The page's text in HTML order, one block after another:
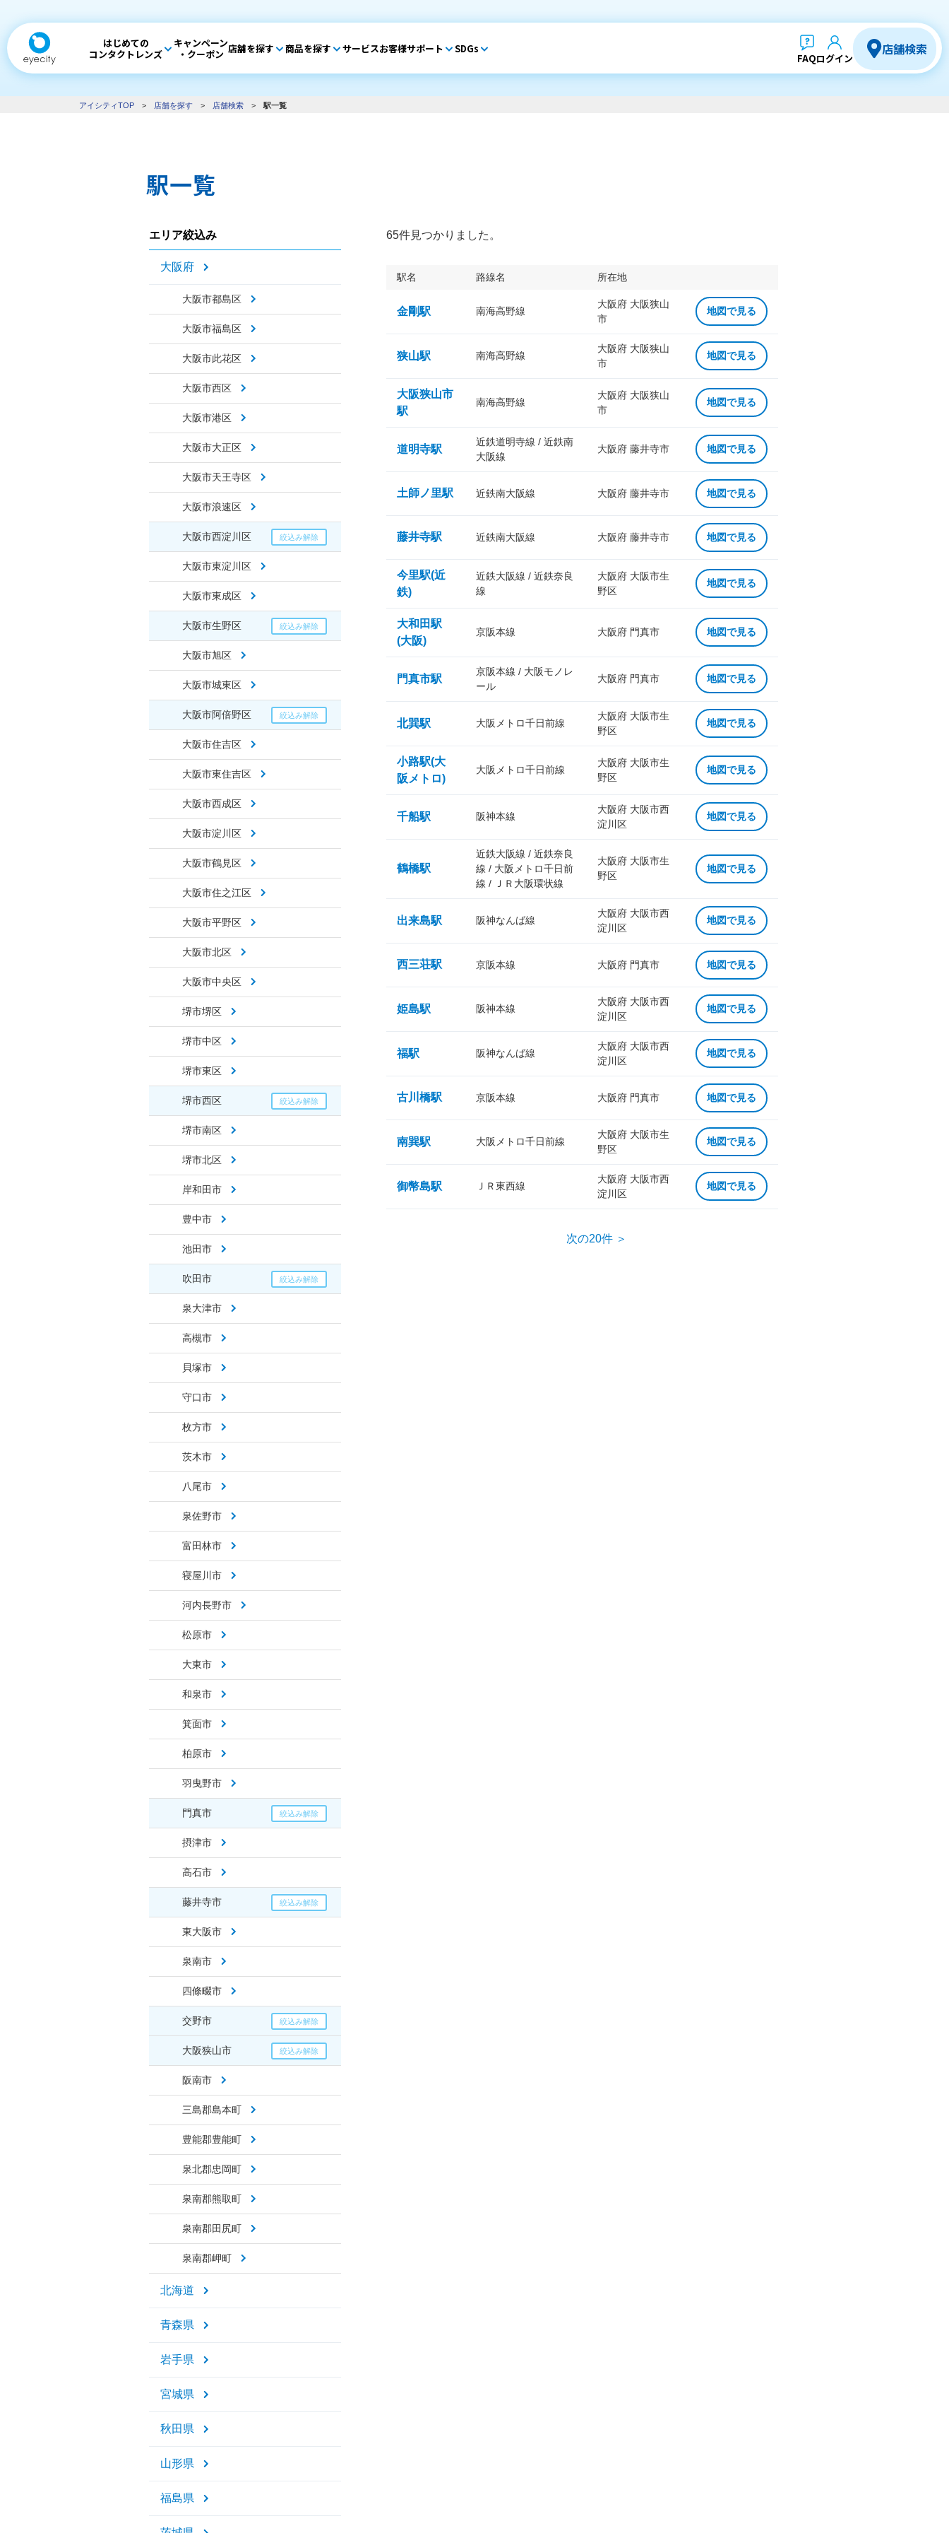
はじめての
コンタクトレンズ
キャンペーン
・クーポン 店舗を探す 商品を探す サービスお客様サポート SDGs
FAQログイン
店舗検索
アイシティTOP > 店舗を探す > 店舗検索 > 駅一覧
駅一覧
エリア絞込み
大阪府
大阪市都島区
大阪市福島区
大阪市此花区
大阪市西区
大阪市港区
大阪市大正区
大阪市天王寺区
大阪市浪速区
大阪市西淀川区
大阪市東淀川区
大阪市東成区
大阪市生野区
大阪市旭区
大阪市城東区
大阪市阿倍野区
大阪市住吉区
大阪市東住吉区
大阪市西成区
大阪市淀川区
大阪市鶴見区
大阪市住之江区
大阪市平野区
大阪市北区
大阪市中央区
堺市堺区
堺市中区
堺市東区
堺市西区
堺市南区
堺市北区
岸和田市
豊中市
池田市
吹田市
泉大津市
高槻市
貝塚市
守口市
枚方市
茨木市
八尾市
泉佐野市
富田林市
寝屋川市
河内長野市
松原市
大東市
和泉市
箕面市
柏原市
羽曳野市
門真市
摂津市
高石市
藤井寺市
東大阪市
泉南市
四條畷市
交野市
大阪狭山市
阪南市
三島郡島本町
豊能郡豊能町
泉北郡忠岡町
泉南郡熊取町
泉南郡田尻町
泉南郡岬町
北海道
青森県
岩手県
宮城県
秋田県
山形県
福島県
65件見つかりました。
駅名 路線名 所在地
金剛駅 南海高野線
大阪府 大阪狭山
市
地図で見る
狭山駅 南海高野線
大阪府 大阪狭山
市
地図で見る
大阪狭山市
駅
南海高野線
大阪府 大阪狭山
市
地図で見る
道明寺駅
近鉄道明寺線 / 近鉄南
大阪線
大阪府 藤井寺市 地図で見る
土師ノ里駅 近鉄南大阪線 大阪府 藤井寺市 地図で見る
藤井寺駅 近鉄南大阪線 大阪府 藤井寺市 地図で見る
今里駅(近
鉄)
近鉄大阪線 / 近鉄奈良
線
大阪府 大阪市生
野区
地図で見る
大和田駅
(大阪)
京阪本線 大阪府 門真市 地図で見る
門真市駅
京阪本線 / 大阪モノレ
ール
大阪府 門真市 地図で見る
北巽駅 大阪メトロ千日前線
大阪府 大阪市生
野区
地図で見る
小路駅(大
阪メトロ)
大阪メトロ千日前線
大阪府 大阪市生
野区
地図で見る
千船駅 阪神本線
大阪府 大阪市西
淀川区
地図で見る
鶴橋駅
近鉄大阪線 / 近鉄奈良
線 / 大阪メトロ千日前
線 / ＪＲ大阪環状線
大阪府 大阪市生
野区
地図で見る
出来島駅 阪神なんば線
大阪府 大阪市西
淀川区
地図で見る
西三荘駅 京阪本線 大阪府 門真市 地図で見る
姫島駅 阪神本線
大阪府 大阪市西
淀川区
地図で見る
福駅 阪神なんば線
大阪府 大阪市西
淀川区
地図で見る
古川橋駅 京阪本線 大阪府 門真市 地図で見る
南巽駅 大阪メトロ千日前線
大阪府 大阪市生
野区
地図で見る
御幣島駅 ＪＲ東西線
大阪府 大阪市西
淀川区
地図で見る
次の20件 ＞